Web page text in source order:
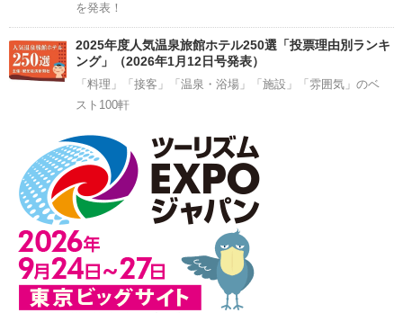
を発表！
2025年度人気温泉旅館ホテル250選「投票理由別ランキ
ング」（2026年1月12日号発表）
「料理」「接客」「温泉・浴場」「施設」「雰囲気」のベ
スト100軒